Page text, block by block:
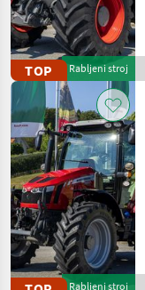
TOP Rabljeni stroj
Rabljeni stroj